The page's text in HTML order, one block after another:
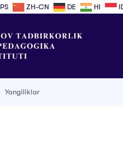
PS ZH-CN DE HI
Yangiliklar